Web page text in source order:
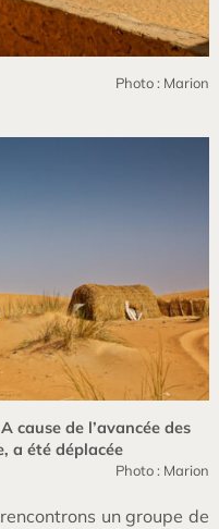
Photo : Marion
cause de l’avancée des
a été déplacée
Photo : Marion
un groupe de